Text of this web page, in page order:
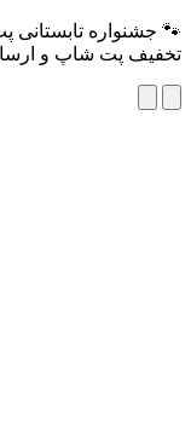
🐾 جشنواره تابستانی
تخفیف پت شاپ و